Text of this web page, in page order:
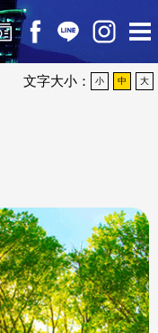
文字大小： 小 中 大